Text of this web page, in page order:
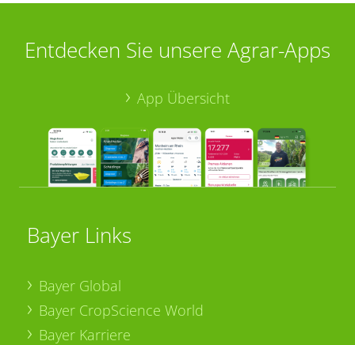
Entdecken Sie unsere Agrar-Apps
App Übersicht
Bayer Links
Bayer Global
Bayer CropScience World
Bayer Karriere